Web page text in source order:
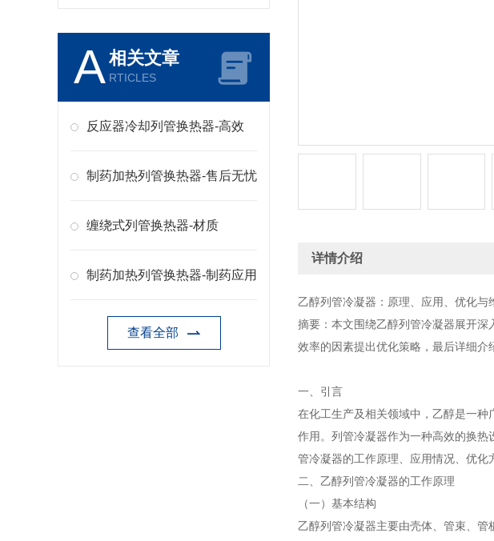
A相关文章
RTICLES
反应器冷却列管换热器-高效
制药加热列管换热器-售后无忧
缠绕式列管换热器-材质
制药加热列管换热器-制药应用
查看全部
详情介绍
乙醇列管冷凝器：原理、应用、优化与
摘要：本文围绕乙醇列管冷凝器展开
效率的因素提出优化策略，最后详细介
一、引言
在化工生产及相关领域中，乙醇是一
作用。列管冷凝器作为一种高效的换
管冷凝器的工作原理、应用情况、优化
二、乙醇列管冷凝器的工作原理
（一）基本结构
乙醇列管冷凝器主要由壳体、管束、